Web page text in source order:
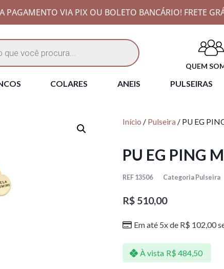
PAGAMENTO VIA PIX OU BOLETO BANCÁRIO! FRETE
QUEM
COLARES ANEIS PULSEIRAS
Início / Pulseira / PU EG
PU EG PING
REF 13506 Categoria Pulseira
R$ 510,00
Em até 5x de R$ 102,00
À vista R$ 484,50